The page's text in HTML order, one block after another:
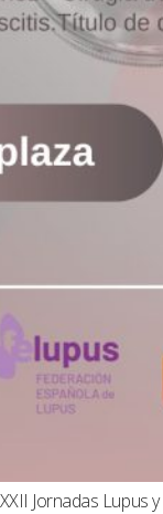
Jornadas Lupus